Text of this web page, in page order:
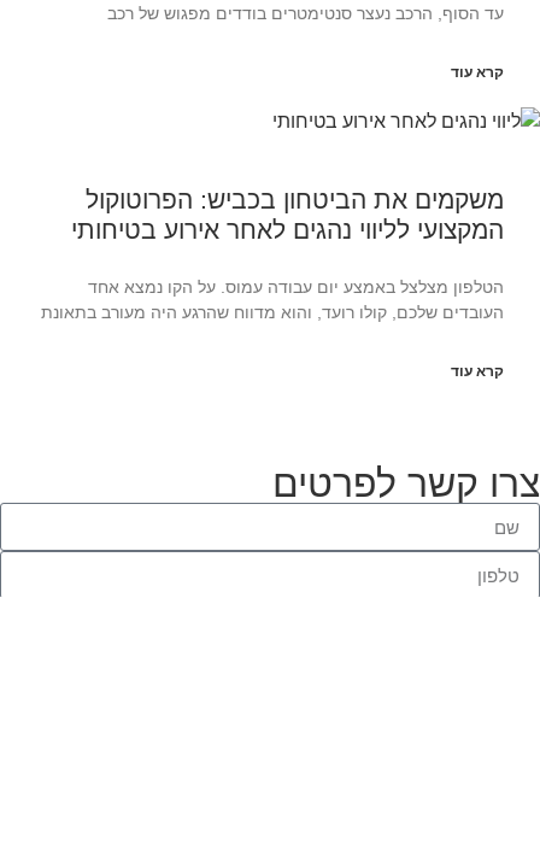
עד הסוף, הרכב נעצר סנטימטרים בודדים מפגוש של רכב
קרא עוד
משקמים את הביטחון בכביש: הפרוטוקול
המקצועי לליווי נהגים לאחר אירוע בטיחותי
הטלפון מצלצל באמצע יום עבודה עמוס. על הקו נמצא אחד
העובדים שלכם, קולו רועד, והוא מדווח שהרגע היה מעורב בתאונת
קרא עוד
קשר לפרטים